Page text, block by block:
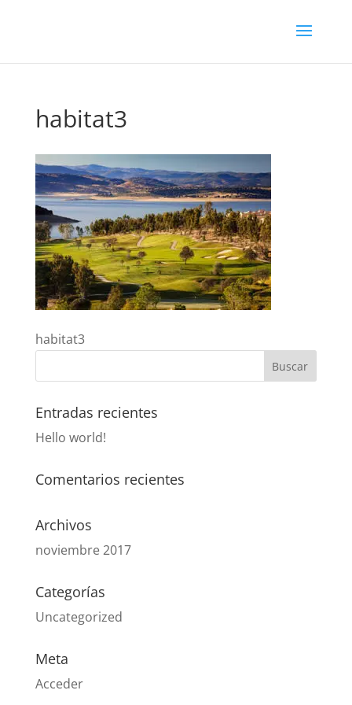
habitat3
habitat3
Entradas recientes
Hello world!
Comentarios recientes
Archivos
noviembre 2017
Categorías
Uncategorized
Meta
Acceder